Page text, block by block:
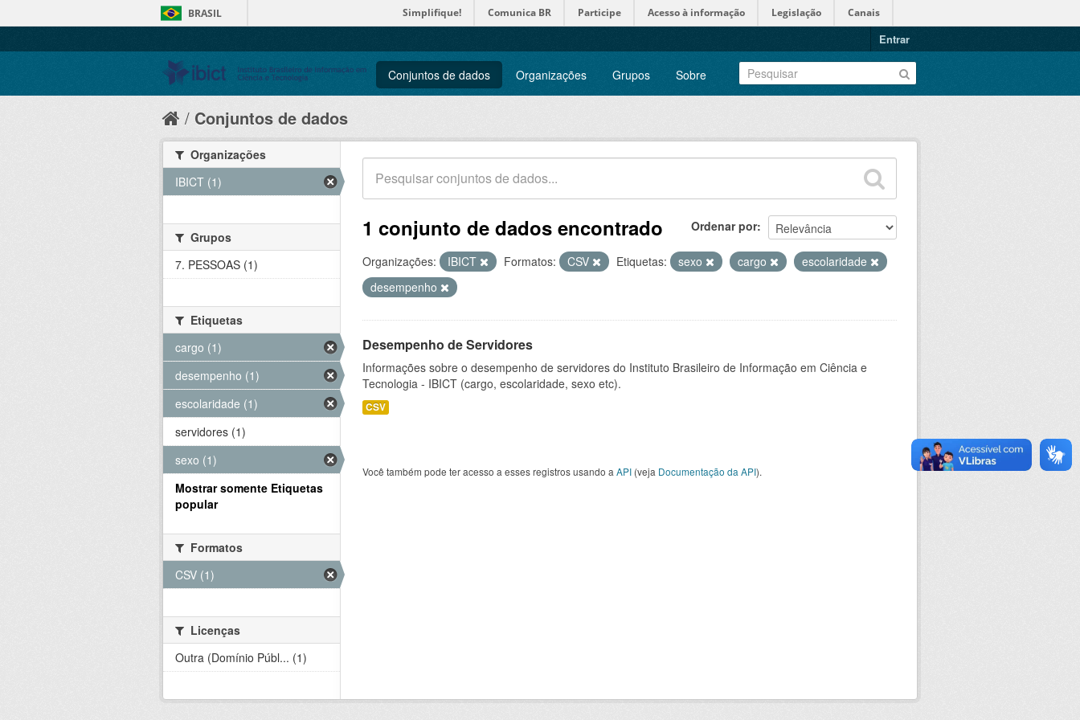
BRASIL Simplifique! Comunica BR Participe Acesso à informação Legislação Canais
Entrar
Conjuntos de dados Organizações Grupos Sobre
Conjuntos de dados
Ordenar por
1 conjunto de dados encontrado
Organizações: IBICT Formatos: CSV Etiquetas: sexo cargo
escolaridade
desempenho
Desempenho de Servidores
Informações sobre o desempenho de servidores do Instituto Brasileiro de Informação em Ciência e
Tecnologia - IBICT (cargo, escolaridade, sexo etc).
CSV
Você também pode ter acesso a esses registros usando a API (veja Documentação da API).
Organizações
IBICT (1)
Grupos
7. PESSOAS (1)
Etiquetas
cargo (1)
desempenho (1)
escolaridade (1)
servidores (1)
sexo (1)
Mostrar somente Etiquetas
popular
Formatos
CSV (1)
Licenças
Outra (Domínio Públ... (1)